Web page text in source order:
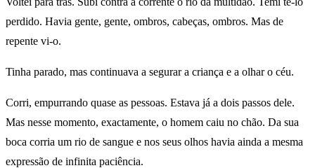
perdido. Havia gente, gente, ombros, cabeças, ombros. Mas de
repente vi-o.
Tinha parado, mas continuava a segurar a criança e a olhar o céu.
Corri, empurrando quase as pessoas. Estava já a dois passos dele.
Mas nesse momento, exactamente, o homem caiu no chão. Da sua
boca corria um rio de sangue e nos seus olhos havia ainda a mesma
expressão de infinita paciência.